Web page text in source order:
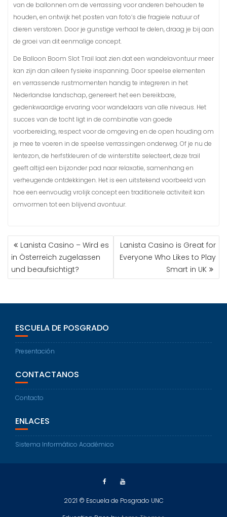
van de ballonnen om de verrassing voor anderen behouden te
houden, en ontwijk het posten van foto’s die fragiele natuur of
dieren verstoren. Door je gunstige verhaal te delen, draag je bij aan
de groei van dit eenmalige concept.
De Balloon Boom Slot Trail laat zien dat een wandelavontuur meer
kan zijn dan alleen fysieke inspanning. Door speelse elementen
en verrassende rustmomenten handig te integreren in het
Nederlandse landschap, genereert het een bereikbare,
gedenkwaardige ervaring voor wandelaars van alle niveaus. Het
succes van de tocht ligt in de combinatie van goede
voorbereiding, respect voor de omgeving en de open houding om
je mee te voeren in de speelse verrassingen onderweg. Of je nu de
lentezon, de herfstkleuren of de winterstilte selecteert, deze trail
geeft altijd een bijzonder pad naar relaxatie, samenhang en
verheugende ontdekkingen. Het is een uitstekend voorbeeld van
hoe een eenvoudig vrolijk concept een traditionele activiteit kan
omvormen tot een blijvend avontuur.
Lanista Casino – Wird es
in Österreich zugelassen
und beaufsichtigt?
Lanista Casino is Great for
Everyone Who Likes to Play
Smart in UK
ESCUELA DE POSGRADO
Presentación
CONTACTANOS
Contacto
ENLACES
Sistema Informático Académico
2021 © Escuela de Posgrado UNC